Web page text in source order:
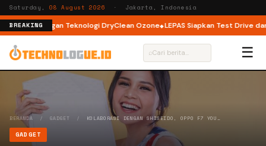
Saturday,08 August 2026 · Jakarta, Indonesia
BREAKING
Load dengan Teknologi DryClean Ozone LEPAS Siapkan Test Drive dan
⌕ ☰
BERANDA / GADGET / KOLABORASI DENGAN SHISEIDO, OPPO F7 YOU…
GADGET